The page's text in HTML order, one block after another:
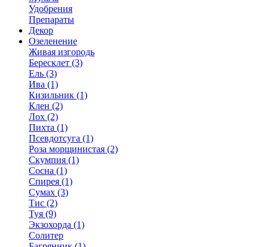
Удобрения
Препараты
Декор
Озеленение
Живая изгородь
Бересклет (3)
Ель (3)
Ива (1)
Кизильник (1)
Клен (2)
Лох (2)
Пихта (1)
Псевдотсуга (1)
Роза морщинистая (2)
Скумпия (1)
Сосна (1)
Спирея (1)
Сумах (3)
Тис (2)
Туя (9)
Экзохорда (1)
Солитер